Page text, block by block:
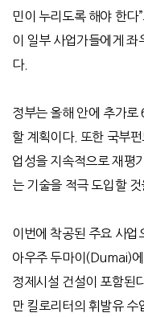
민이 누리도록 해야 한다”
이 일부 사업가들에게 좌
다.
정부는 올해 안에 추가로
할 계획이다. 또한 국부
업성을 지속적으로 재평
는 기술을 적극 도입할
이번에 착공된 주요 사업
아우주 두마이 (Dumai)
정제시설 건설이 포함된
만 킬로리터의 휘발유 수